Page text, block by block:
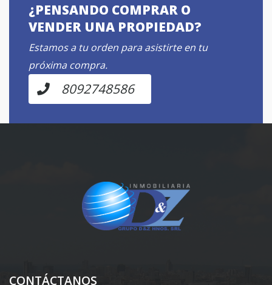
¿PENSANDO COMPRAR O
VENDER UNA PROPIEDAD?
Estamos a tu orden para asistirte en tu
próxima compra.
8092748586
CONTÁCTANOS